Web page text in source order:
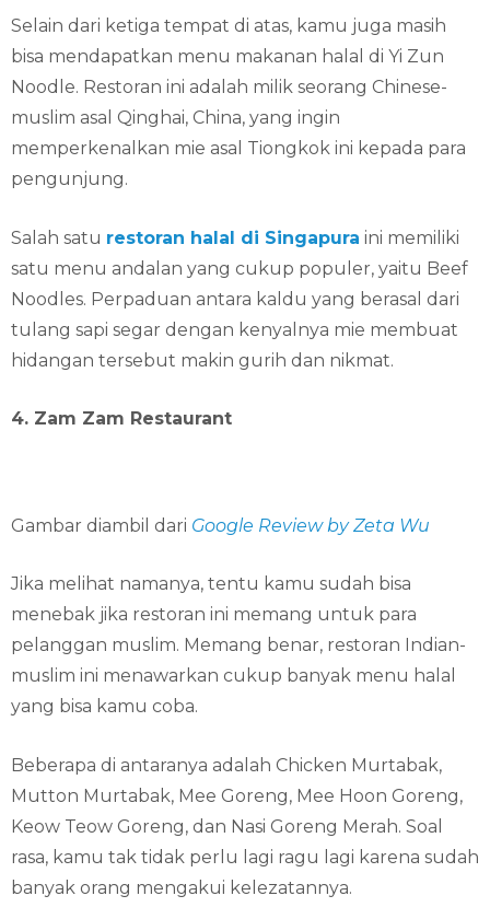
Selain dari ketiga tempat di atas, kamu juga masih
bisa mendapatkan menu makanan halal di Yi Zun
Noodle. Restoran ini adalah milik seorang Chinese-
muslim asal Qinghai, China, yang ingin
memperkenalkan mie asal Tiongkok ini kepada para
pengunjung.
Salah satu restoran halal di Singapura ini memiliki
satu menu andalan yang cukup populer, yaitu Beef
Noodles. Perpaduan antara kaldu yang berasal dari
tulang sapi segar dengan kenyalnya mie membuat
hidangan tersebut makin gurih dan nikmat.
4. Zam Zam Restaurant
Gambar diambil dari Google Review by Zeta Wu
Jika melihat namanya, tentu kamu sudah bisa
menebak jika restoran ini memang untuk para
pelanggan muslim. Memang benar, restoran Indian-
muslim ini menawarkan cukup banyak menu halal
yang bisa kamu coba.
Beberapa di antaranya adalah Chicken Murtabak,
Mutton Murtabak, Mee Goreng, Mee Hoon Goreng,
Keow Teow Goreng, dan Nasi Goreng Merah. Soal
rasa, kamu tak tidak perlu lagi ragu lagi karena sudah
banyak orang mengakui kelezatannya.